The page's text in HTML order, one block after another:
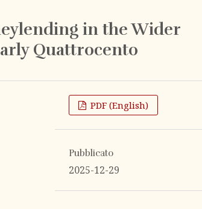
in the Wider
Quattrocento
PDF (English)
Pubblicato
2025-12-29